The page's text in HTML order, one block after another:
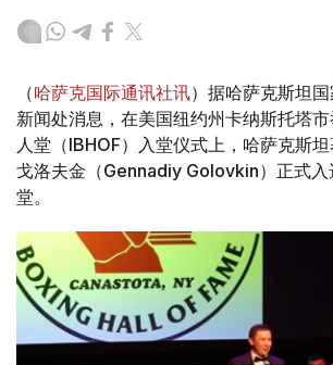
（哈萨克国际通讯社讯）据哈萨克斯坦
新闻处消息，在美国纽约州卡纳斯托塔
人堂（IBHOF）入堂仪式上，哈萨克斯坦
戈洛夫金（Gennadiy Golovkin）正式入
堂。